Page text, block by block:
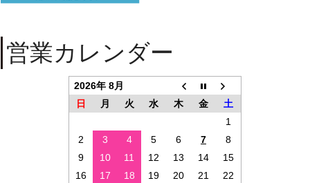
営業カレンダー
2026年 8月
日
月 火 水 木 金
土
1
2
3 4 5 6 7
8
9
10 11 12 13 14
15
16
17 18 19 20 21 22